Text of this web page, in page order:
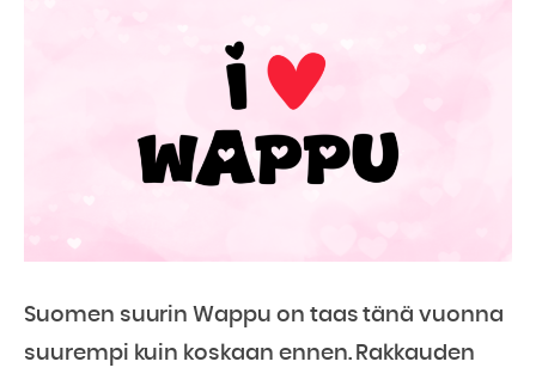
Suomen suurin Wappu on taas tänä vuonna
suurempi kuin koskaan ennen. Rakkauden